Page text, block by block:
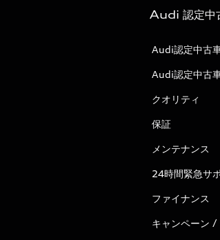
Audi 認定中
Audi認定中古
Audi認定中古
クオリティ
保証
メンテナンス
24時間緊急サ
ファイナンス
キャンペーン /